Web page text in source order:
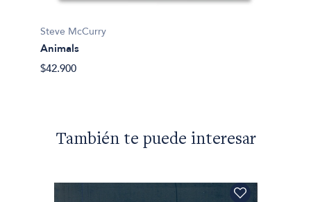
Steve McCurry
Animals
$42.900
También te puede interesar